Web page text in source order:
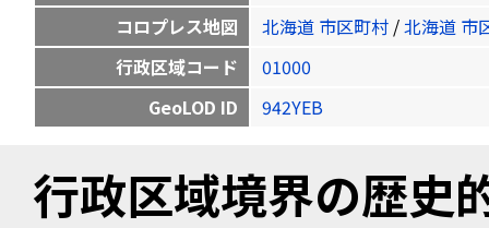
コロプレス地図
北海道 市区町村 /北海道 市
行政区域コード
01000
GeoLOD ID
942YEB
行政区域境界の歴史